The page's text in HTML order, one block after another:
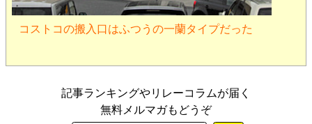
コストコの搬入口はふつうの一蘭タイプだった
記事ランキングやリレーコラムが届く
無料メルマガもどうぞ